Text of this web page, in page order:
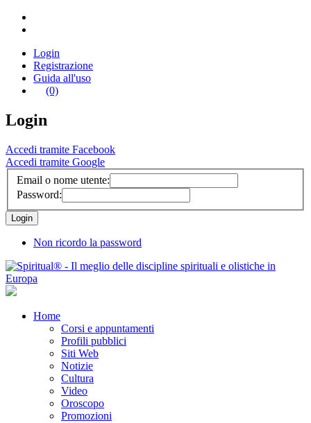
Login
Registrazione
Guida all'uso
(0)
Login
Accedi tramite Facebook
Accedi tramite Google
Email o nome utente:
Password:
Non ricordo la password
Home
Corsi e appuntamenti
Profili pubblici
Siti Web
Notizie
Cultura
Video
Oroscopo
Promozioni